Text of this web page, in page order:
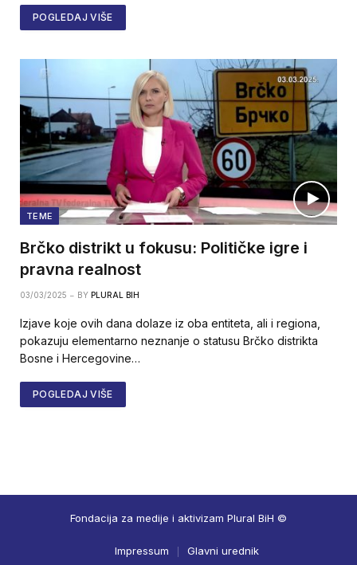
POGLEDAJ VIŠE
TEME
Brčko distrikt u fokusu: Političke igre i
pravna realnost
03/03/2025 BY PLURAL BIH
Izjave koje ovih dana dolaze iz oba entiteta, ali i regiona,
pokazuju elementarno neznanje o statusu Brčko distrikta
Bosne i Hercegovine…
POGLEDAJ VIŠE
Fondacija za medije i aktivizam Plural BiH ©
Impressum Glavni urednik